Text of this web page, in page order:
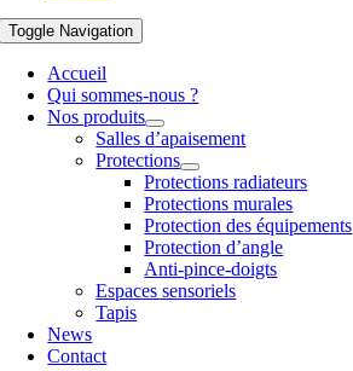
Toggle Navigation
Accueil
Qui sommes-nous ?
Nos produits
Salles d’apaisement
Protections
Protections radiateurs
Protections murales
Protection des équipements
Protection d’angle
Anti-pince-doigts
Espaces sensoriels
Tapis
News
Contact